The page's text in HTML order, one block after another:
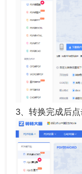
3、转换完成后